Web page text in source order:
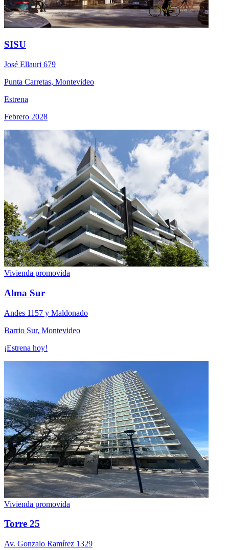
SISU
José Ellauri 679
Punta Carretas, Montevideo
Estrena
Febrero 2028
Vivienda promovida
Alma Sur
Andes 1157 y Maldonado
Barrio Sur, Montevideo
¡Estrena hoy!
Vivienda promovida
Torre 25
Av. Gonzalo Ramí­rez 1329